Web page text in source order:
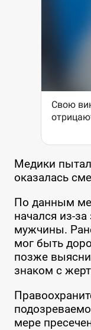
Медики
оказалась
По данным
начался из-
мужчины.
мог быть
позже
знаком с
мере